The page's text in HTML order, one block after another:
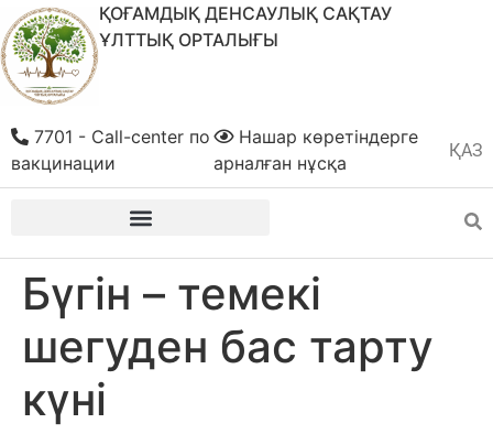
ҚОҒАМДЫҚ ДЕНСАУЛЫҚ САҚТАУ
ҰЛТТЫҚ ОРТАЛЫҒЫ
ҚАЗ
РУС
Нашар көретіндерге
арналған нұсқа
7701 - Call-center по
вакцинации
Бүгін – темекі
шегуден бас тарту
күні